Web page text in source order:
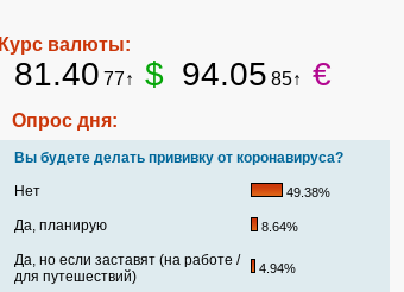
Курс валюты:
81.40 77↑ $ 94.05 85↑ €
Опрос дня:
Вы будете делать прививку от коронавируса?
Нет
49.38%
Да, планирую 8.64%
Да, но если заставят (на работе /
для путешествий)
4.94%